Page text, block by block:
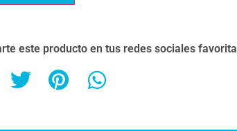
este producto en tus redes sociales